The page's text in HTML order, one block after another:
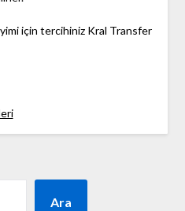
için tercihiniz Kral Transfer
Ara